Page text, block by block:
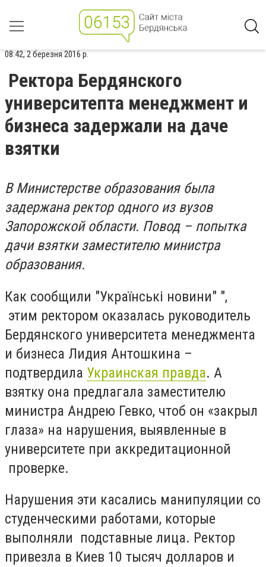
08:42, 2 березня 2016 р.
Ректора Бердянского
университепта менеджмент и
бизнеса задержали на даче
взятки
В Министерстве образования была
задержана ректор одного из вузов
Запорожской области. Повод – попытка
дачи взятки заместителю министра
образования.
Как сообщили "Українські новини" ",
этим ректором оказалась руководитель
Бердянского университета менеджмента
и бизнеса Лидия Антошкина –
подтвердила Украинская правда. А
взятку она предлагала заместителю
министра Андрею Гевко, чтоб он «закрыл
глаза» на нарушения, выявленные в
университете при аккредитационной
проверке.
Нарушения эти касались манипуляции со
студенческими работами, которые
выполняли подставные лица. Ректор
привезла в Киев 10 тысяч долларов и